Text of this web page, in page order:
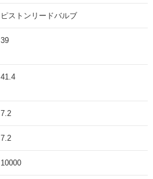
ピストンリードバルブ
39
41.4
7.2
7.2
10000